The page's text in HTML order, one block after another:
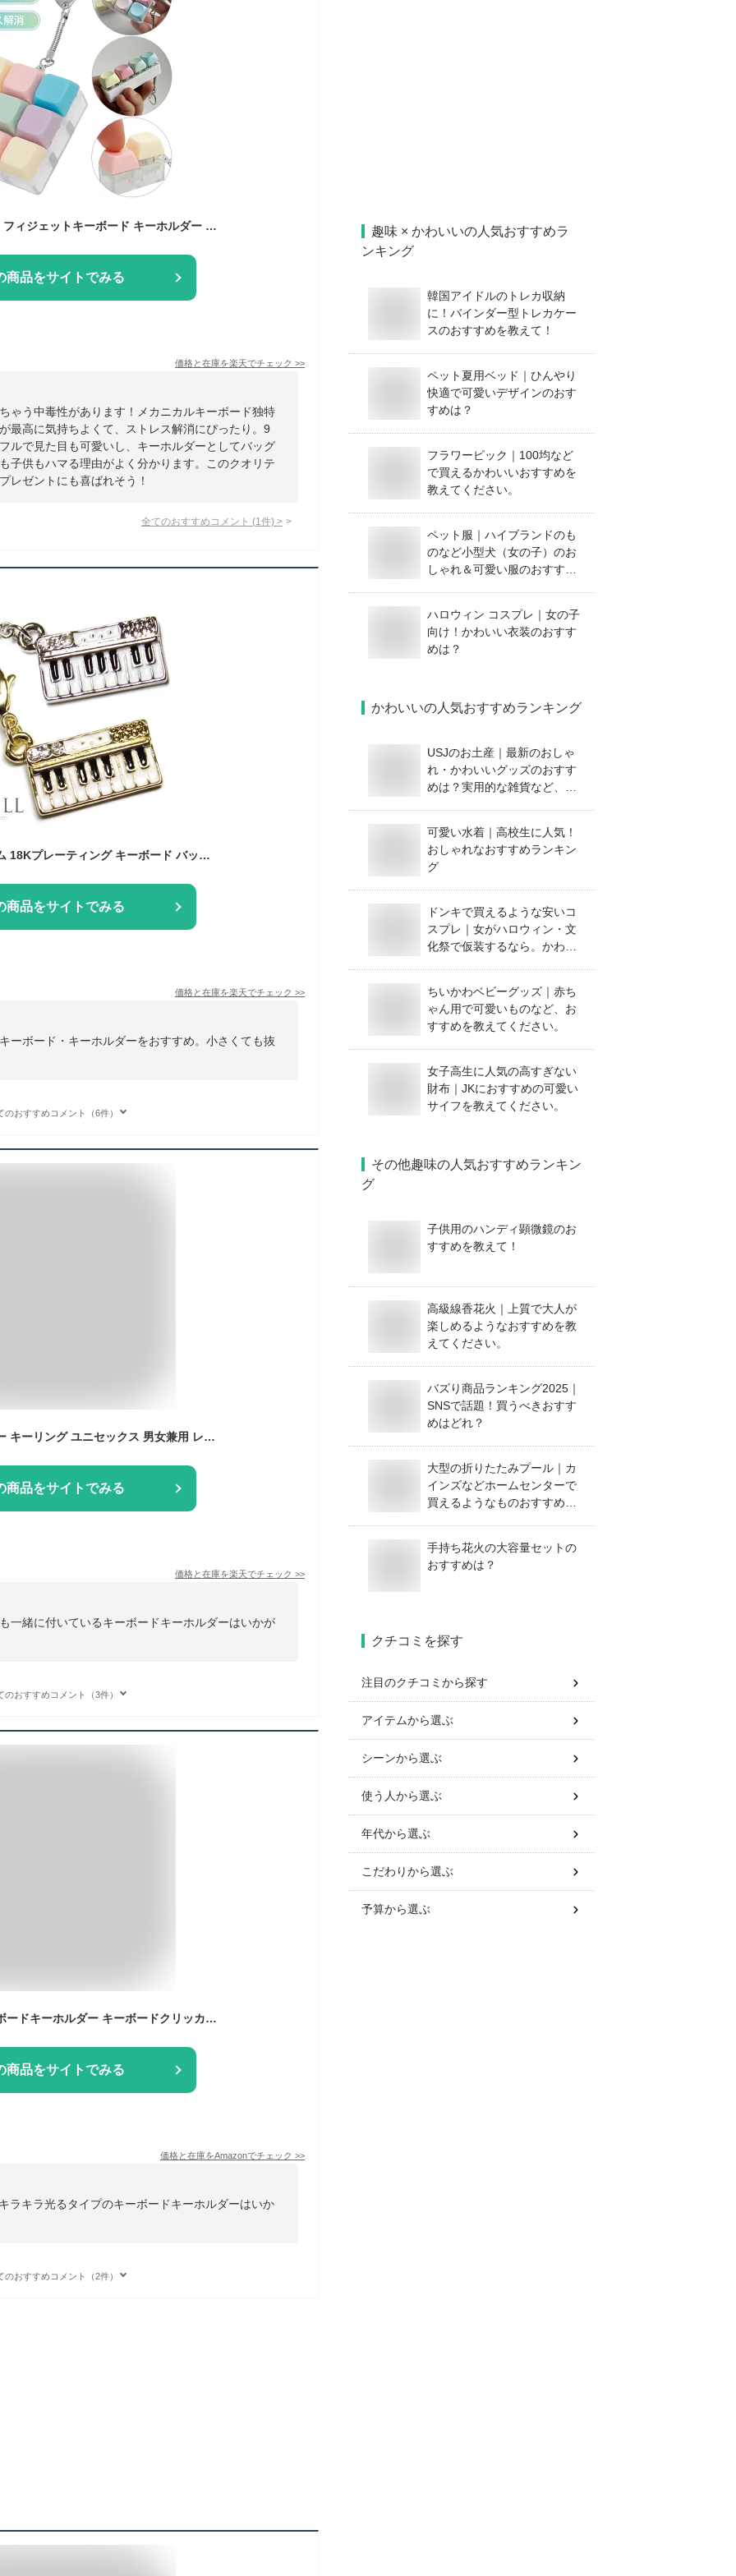
★一部即納【最新版】フィジェットキーボード キーホルダー 9キー/4キー ストレス解消 大人も子供も楽しめる カラフル 携帯 ミニ キーボード おもちゃ メカニカル タクタイル 音 クリック プレゼント
商品をサイトでみる
価格と在庫を楽天でチェック >>
ゃう中毒性があります！メカニカルキーボード独特
最高に気持ちよくて、ストレス解消にぴったり。9
ルで見た目も可愛いし、キーホルダーとしてバッグ
子供もハマる理由がよく分かります。このクオリテ
レゼントにも喜ばれそう！
全てのおすすめコメント (1 件) >
アクセサリー チャーム 18Kプレーティング キーボード バッグチャーム イニシャル チャーム ストラップ アクセサリー キーホルダー キラキラ パーツ ファスナー DIY かわいい レディース
商品をサイトでみる
価格と在庫を楽天でチェック >>
ーボード・キーホルダーをおすすめ。小さくても抜
のおすすめコメント（6件）
送料無料 キーホルダー キーリング ユニセックス 男女兼用 レディース 女性 メンズ 男性 ファッション雑貨 キーボード 鍵盤 ピアノ エレクトーン 音符 チェーン 二重リング 楽器モチーフ 音楽モチーフ シンプル カジュアル シック 可愛い キュート おしゃれ
商品をサイトでみる
価格と在庫を楽天でチェック >>
一緒に付いているキーボードキーホルダーはいかが
のおすすめコメント（3件）
ノーブランド品 キーボードキーホルダー キーボードクリッカー LEDライト付き キーチェーン 大人向け 不安解消ストレス解消おもちゃ [並行輸入品]
商品をサイトでみる
価格と在庫をAmazonでチェック >>
ラキラ光るタイプのキーボードキーホルダーはいか
のおすすめコメント（2件）
趣味 × かわいいの人気おすすめラ
ンキング
韓国アイドルのトレカ収納
に！バインダー型トレカケー
スのおすすめを教えて！
ペット夏用ベッド｜ひんやり
快適で可愛いデザインのおす
すめは？
フラワーピック｜100均など
で買えるかわいいおすすめを
教えてください。
ペット服｜ハイブランドのも
のなど小型犬（女の子）のお
しゃれ＆可愛い服のおすすめ
ハロウィン コスプレ｜女の子
向け！かわいい衣装のおすす
めは？
かわいいの人気おすすめランキング
USJのお土産｜最新のおしゃ
れ・かわいいグッズのおすす
めは？実用的な雑貨など、お
可愛い水着｜高校生に人気！
おしゃれなおすすめランキン
グ
ドンキで買えるような安いコ
スプレ｜女がハロウィン・文
化祭で仮装するなら。かわい
ちいかわベビーグッズ｜赤ち
ゃん用で可愛いものなど、お
すすめを教えてください。
女子高生に人気の高すぎない
財布｜JKにおすすめの可愛い
サイフを教えてください。
その他趣味の人気おすすめランキン
グ
子供用のハンディ顕微鏡のお
すすめを教えて！
高級線香花火｜上質で大人が
楽しめるようなおすすめを教
えてください。
バズり商品ランキング2025｜
SNSで話題！買うべきおすす
めはどれ？
大型の折りたたみプール｜カ
インズなどホームセンターで
買えるようなものおすすめを
手持ち花火の大容量セットの
おすすめは？
クチコミを探す
注目のクチコミから探す
アイテムから選ぶ
シーンから選ぶ
使う人から選ぶ
年代から選ぶ
こだわりから選ぶ
予算から選ぶ